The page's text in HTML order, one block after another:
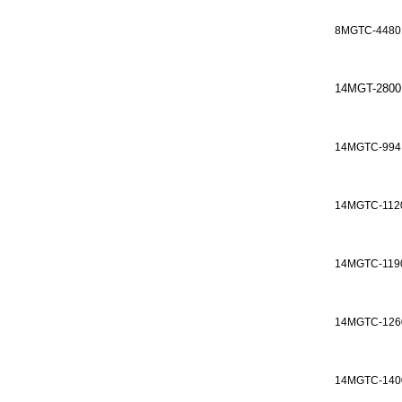
8MGTC-4480
14MGT-2800
14MGTC-994
14MGTC-
14MGTC-
14MGTC-
14MGTC-